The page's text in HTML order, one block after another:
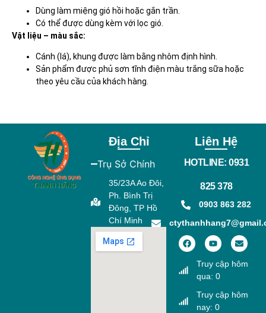
Dùng làm miệng gió hồi hoặc gắn trần.
Có thể được dùng kèm với lọc gió.
Vật liệu – màu sắc:
Cánh (lá), khung được làm bằng nhôm định hình.
Sản phẩm được phủ sơn tĩnh điện màu trắng sữa hoặc
theo yêu cầu của khách hàng.
Địa Chỉ
Trụ Sở Chính
35/23A Ao Đôi,
Ph. Bình Trị
Đông, TP Hồ
Chí Minh
Liên Hệ
HOTLINE: 0931
825 378
0903 863 282
Truy cập hôm
qua: 0
Truy cập hôm
nay: 0